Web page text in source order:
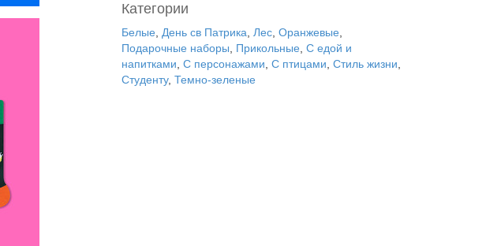
Категории
Белые День св Патрика Лес Оранжевые
Подарочные наборы
Прикольные С едой и
напитками С персонажами С птицами Стиль жизни
Студенту, Темно-зеленые